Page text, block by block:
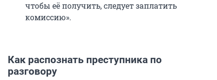
чтобы её получить, следует заплатить
комиссию».
Как распознать преступника по
разговору